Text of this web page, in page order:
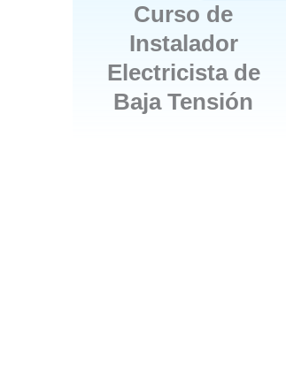
Curso de
Instalador
Electricista de
Baja Tensión